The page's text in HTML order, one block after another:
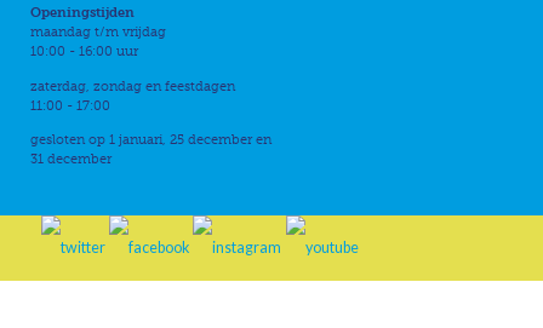
Openingstijden
maandag t/m vrijdag
10:00 - 16:00 uur
zaterdag, zondag en feestdagen
11:00 - 17:00
gesloten op 1 januari, 25 december en
31 december